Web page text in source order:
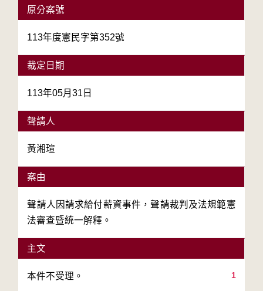
原分案號
113年度憲民字第352號
裁定日期
113年05月31日
聲請人
黃湘瑄
案由
聲請人因請求給付薪資事件，聲請裁判及法規範憲
法審查暨統一解釋。
主文
1
本件不受理。